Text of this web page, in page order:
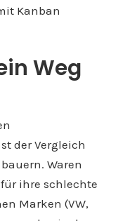
Kanban
Weg
der Vergleich
Waren
ihre schlechte
Marken (VW,